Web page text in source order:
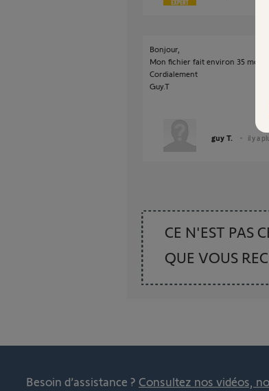
Bonjour,
Mon fichier fait environ 35 mo,
Cordialement
Guy.T
guy T. il y a
CE N'EST PAS
QUE VOUS
Besoin d’assistance ? Consultez nos vidéos,